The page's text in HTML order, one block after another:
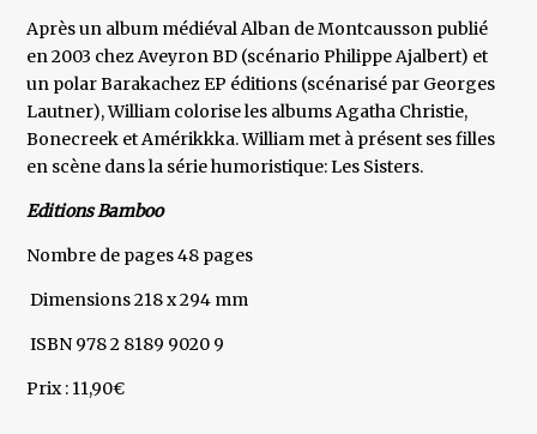
Après un album médiéval Alban de Montcausson publié
en 2003 chez Aveyron BD (scénario Philippe Ajalbert) et
un polar Barakachez EP éditions (scénarisé par Georges
Lautner), William colorise les albums Agatha Christie,
Bonecreek et Amérikkka. William met à présent ses filles
en scène dans la série humoristique: Les Sisters.
Editions Bamboo
Nombre de pages 48 pages
Dimensions 218 x 294 mm
ISBN 978 2 8189 9020 9
Prix : 11,90€